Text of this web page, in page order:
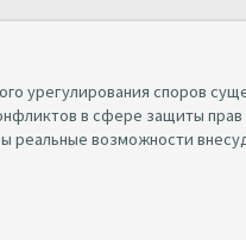
урегулирования споров
в сфере защиты
реальные возможности